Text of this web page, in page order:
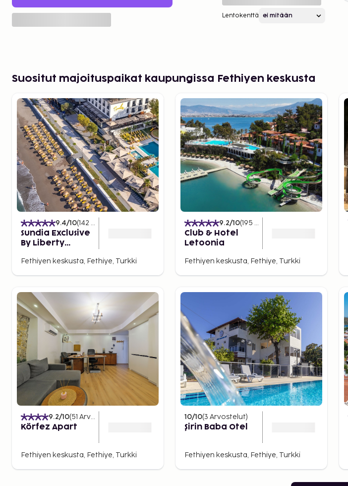
Lentokenttä
Suositut majoituspaikat kaupungissa Fethiyen keskusta
9.4/10(142 Arvostelut
Sundia Exclusive
By Liberty
Only
Fethiyen keskusta, Fethiye, Turkki
9.2/10(195 Arvostelut
Club & Hotel
Letoonia
Fethiyen keskusta, Fethiye, Turkki
9.2/10(51 Arvostelut
Körfez Apart
Fethiyen keskusta, Fethiye, Turkki
10/10(3 Arvostelut)
Şirin Baba Otel
Fethiyen keskusta, Fethiye, Turkki